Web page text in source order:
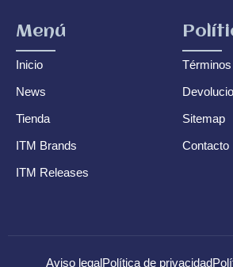
Menú
Inicio
News
Tienda
ITM Brands
ITM Releases
Sitemap
Contacto
Aviso legal Política de privacidad